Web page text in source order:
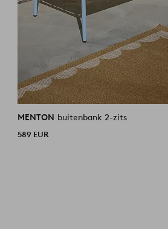
MENTON buitenbank 2-zits
589 EUR